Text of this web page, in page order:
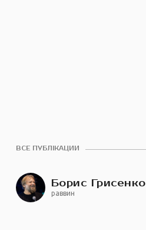
ВСЕ ПУБЛІКАЦИИ
Борис Грисенко
раввин